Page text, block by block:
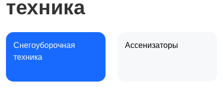
техника
Снегоуборочная
техника
Ассенизаторы